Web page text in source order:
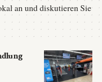
an und diskutieren Sie